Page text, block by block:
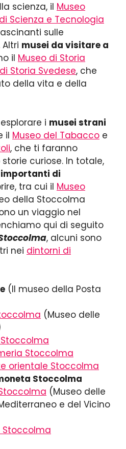
scienza, il Museo
Scienza e Tecnologia
sulle
musei da visitare a
il Museo di Storia
Storia Svedese, che
della vita e della
i musei strani
il Museo del Tabacco e
, che ti faranno
curiose. In totale,
di
tra cui il Museo
della Stoccolma
un viaggio nel
qui di seguito
, alcuni sono
nei dintorni di
(Il museo della Posta
(Museo delle
Stoccolma
orientale Stoccolma
Stoccolma
(Museo delle
e del Vicino
Stoccolma